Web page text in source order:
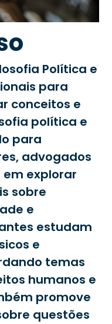
Política e
para
conceitos e
política e
para
advogados
explorar
sobre
e
estudam
e
temas
humanos e
promove
questões